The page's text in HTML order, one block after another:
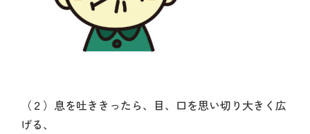
（２）息を吐ききったら、目、口を思い切り大きく広
げる、